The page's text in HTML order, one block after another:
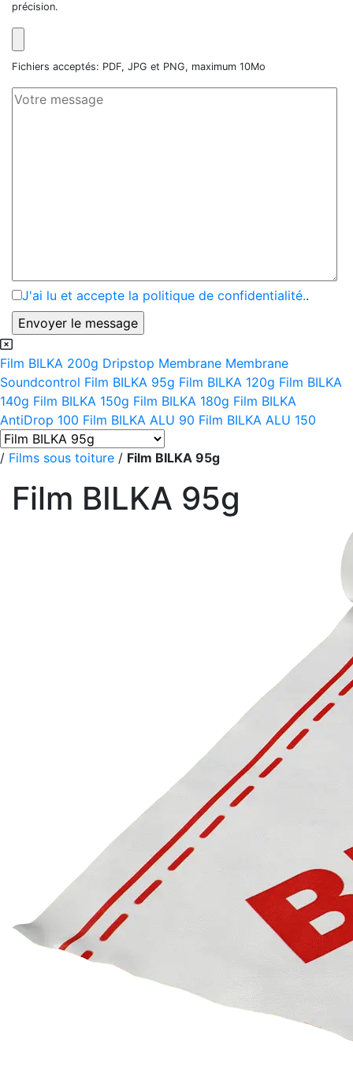
précision.
Fichiers acceptés: PDF, JPG et PNG, maximum 10Mo
J'ai lu et accepte la politique de confidentialité..
Film BILKA 200g Dripstop Membrane Membrane
Soundcontrol Film BILKA 95g Film BILKA 120g Film BILKA
140g Film BILKA 150g Film BILKA 180g Film BILKA
AntiDrop 100 Film BILKA ALU 90 Film BILKA ALU 150
/ Films sous toiture / Film BILKA 95g
Film BILKA 95g